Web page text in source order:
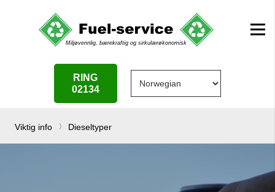
RING
02134
Viktig info Dieseltyper